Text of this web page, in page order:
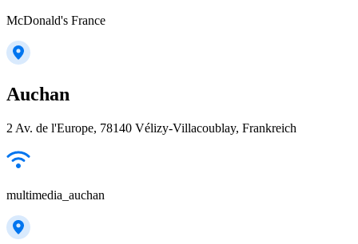
McDonald's France
Auchan
2 Av. de l'Europe, 78140 Vélizy-Villacoublay, Frankreich
multimedia_auchan